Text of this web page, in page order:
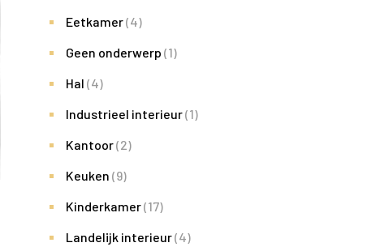
Eetkamer(4)
Geen onderwerp (1)
Hal (4)
Industrieel interieur(1)
Kantoor(2)
Keuken (9)
Kinderkamer(17)
Landelijk interieur(4)